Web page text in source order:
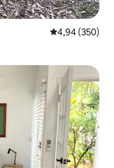
Note
4,94 (350)